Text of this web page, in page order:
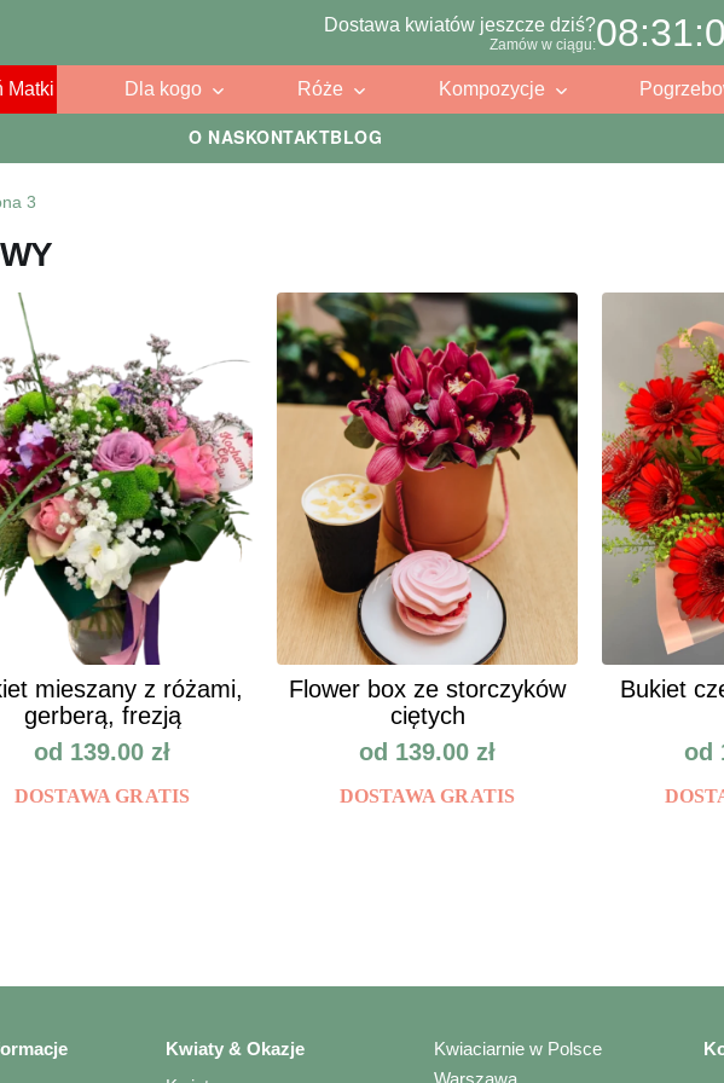
O NASKONTAKTBLOG
Dostawa kwiatów jeszcze dziś?
Zamów w ciągu:
Matki Dla kogo Róże Kompozycje
3
mieszany z różami,
gerberą, frezją
od 139.00 zł
DOSTAWA GRATIS
Flower box ze storczyków
ciętych
od 139.00 zł
DOSTAWA GRATIS
Bukiet
od
Kwiaty & Okazje
Kwiaciarnie w Polsce
Warszawa